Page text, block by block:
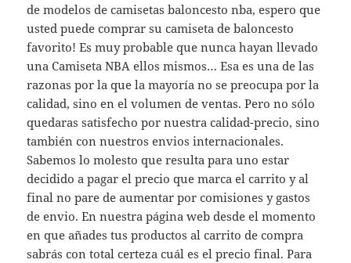
de modelos de camisetas baloncesto nba, espero que
usted puede comprar su camiseta de baloncesto
favorito! Es muy probable que nunca hayan llevado
una Camiseta NBA ellos mismos… Esa es una de las
razonas por la que la mayoría no se preocupa por la
calidad, sino en el volumen de ventas. Pero no sólo
quedaras satisfecho por nuestra calidad-precio, sino
también con nuestros envios internacionales.
Sabemos lo molesto que resulta para uno estar
decidido a pagar el precio que marca el carrito y al
final no pare de aumentar por comisiones y gastos
de envio. En nuestra página web desde el momento
en que añades tus productos al carrito de compra
sabrás con total certeza cuál es el precio final. Para